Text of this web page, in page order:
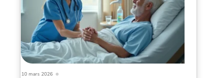
10 mars 2026